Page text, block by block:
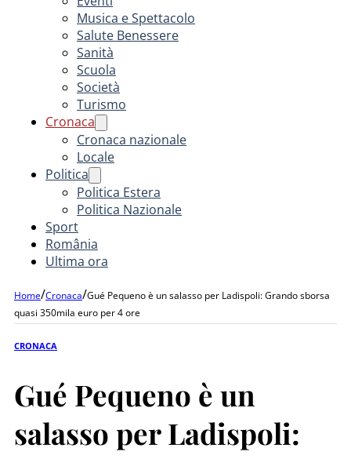
Musica e Spettacolo
Salute Benessere
Sanità
Scuola
Società
Turismo
Cronaca
Cronaca nazionale
Locale
Politica
Politica Estera
Politica Nazionale
Sport
România
Ultima ora
Home/Cronaca/Gué Pequeno è un salasso per Ladispoli: Grando sborsa
quasi 350mila euro per 4 ore
CRONACA
Gué Pequeno è un
salasso per Ladispoli: